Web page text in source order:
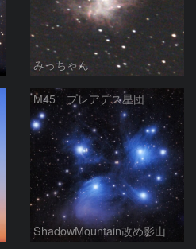
みっちゃん
M45 プレアデス星団
ShadowMountain改め影山